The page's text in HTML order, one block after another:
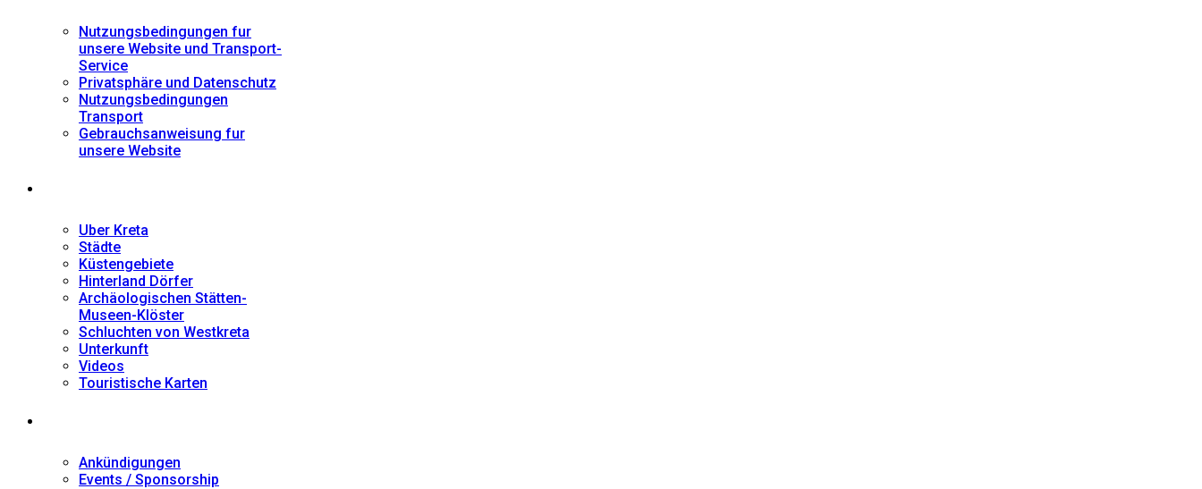
Nutzungsbedingungen fur
unsere Website und Transport-
Service
Privatsphäre und Datenschutz
Nutzungsbedingungen
Transport
Gebrauchsanweisung fur
unsere Website
Uber Kreta
Städte
Küstengebiete
Hinterland Dörfer
Archäologischen Stätten-
Museen-Klöster
Schluchten von Westkreta
Unterkunft
Videos
Touristische Karten
Ankündigungen
Events / Sponsorship